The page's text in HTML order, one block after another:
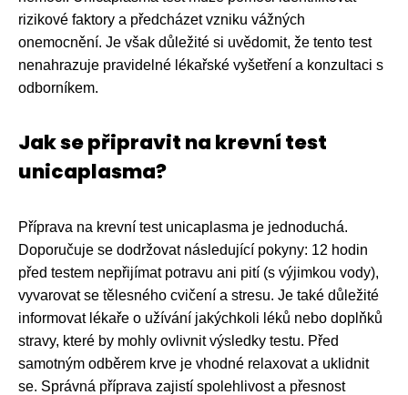
rizikové faktory a předcházet vzniku vážných
onemocnění. Je však důležité si uvědomit, že tento test
nenahrazuje pravidelné lékařské vyšetření a konzultaci s
odborníkem.
Jak se připravit na krevní test
unicaplasma?
Příprava na krevní test unicaplasma je jednoduchá.
Doporučuje se dodržovat následující pokyny: 12 hodin
před testem nepřijímat potravu ani pití (s výjimkou vody),
vyvarovat se tělesného cvičení a stresu. Je také důležité
informovat lékaře o užívání jakýchkoli léků nebo doplňků
stravy, které by mohly ovlivnit výsledky testu. Před
samotným odběrem krve je vhodné relaxovat a uklidnit
se. Správná příprava zajistí spolehlivost a přesnost